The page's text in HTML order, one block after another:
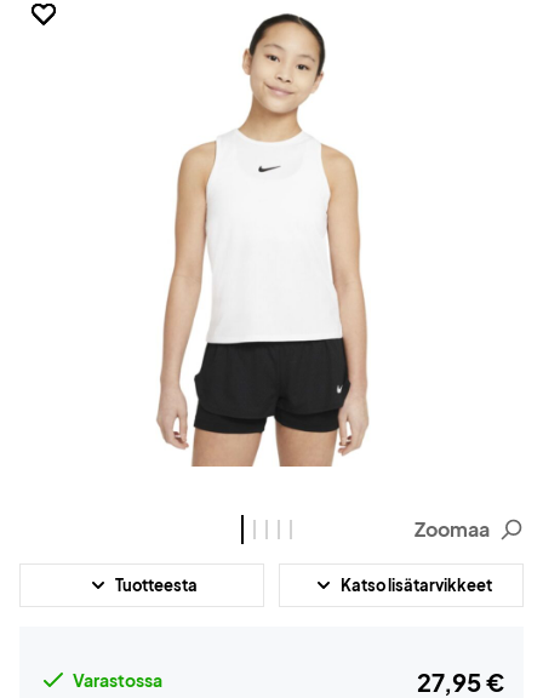
Zoomaa
Tuotteesta Katso lisätarvikkeet
Varastossa 27,95 €